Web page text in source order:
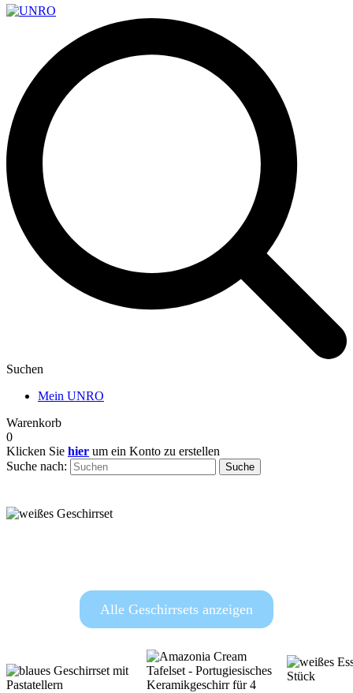
Suchen
Mein UNRO
Warenkorb
0
Klicken Sie hier um ein Konto zu erstellen
Suche nach:
Suche
Alle Geschirrsets anzeigen